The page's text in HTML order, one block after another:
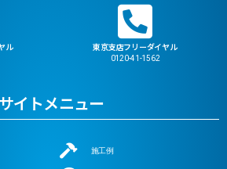
ル 東京支店フリーダイヤル
0120-41-1562
サイトメニュー
施工例